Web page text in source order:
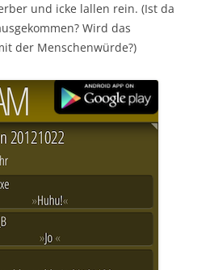
und icke lallen rein. (Ist da
Wird das
der Menschenwürde?)